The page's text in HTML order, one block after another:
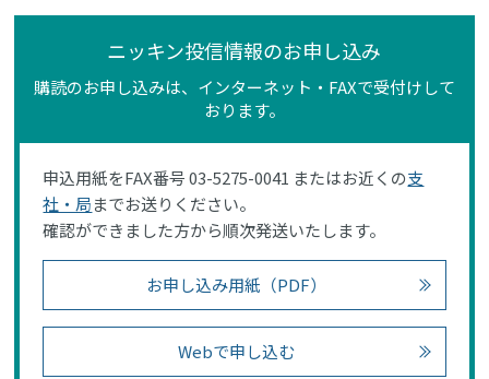
ニッキン投信情報のお申し込み
購読のお申し込みは、インターネット・FAXで受付けして
おります。
申込用紙をFAX番号 03-5275-0041 またはお近くの支
社・局までお送りください。
確認ができました方から順次発送いたします。
お申し込み用紙（PDF）
Webで申し込む